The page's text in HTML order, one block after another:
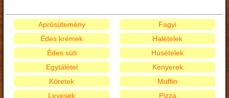
Aprósütemény
Édes krémek
Édes süti
Egytálétel
Fagyi
Halételek
Húsételek
Kenyerek
Köretek
Levesek
Muffin
Pizza